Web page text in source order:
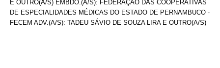
E OUTRO(A/S) EMBDO.(A/S): FEDERAÇÃO DAS COOPERATIVAS
DE ESPECIALIDADES MÉDICAS DO ESTADO DE PERNAMBUCO -
FECEM ADV.(A/S): TADEU SÁVIO DE SOUZA LIRA E OUTRO(A/S)